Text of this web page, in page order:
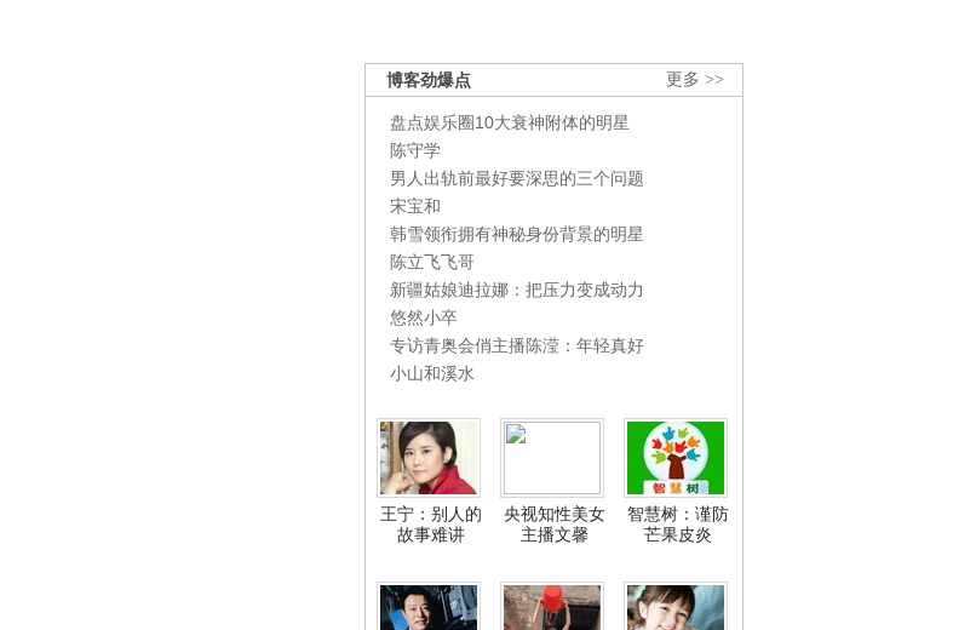
更多 >>
博客劲爆点
盘点娱乐圈10大衰神附体的明星
陈守学
男人出轨前最好要深思的三个问题
宋宝和
韩雪领衔拥有神秘身份背景的明星
陈立飞飞哥
新疆姑娘迪拉娜：把压力变成动力
悠然小卒
专访青奥会俏主播陈滢：年轻真好
小山和溪水
王宁：别人的
故事难讲
央视知性美女
主播文馨
智慧树：谨防
芒果皮炎